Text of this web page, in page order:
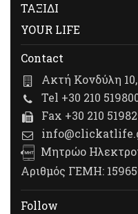
ΤΑΞΙΔΙ
YOUR LIFE
Contact
Ακτή Κονδύλη
Tel +30 210
Fax +30 210
Μητρώο
Αριθμός ΓΕΜΗ:
Follow